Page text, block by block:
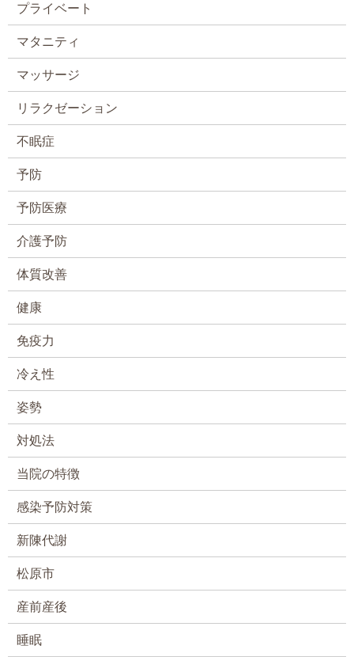
プライベート
マタニティ
マッサージ
リラクゼーション
不眠症
予防
予防医療
介護予防
体質改善
健康
免疫力
冷え性
姿勢
対処法
当院の特徴
感染予防対策
新陳代謝
松原市
産前産後
睡眠